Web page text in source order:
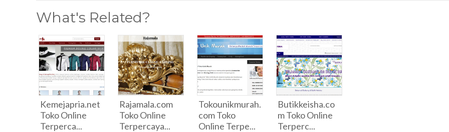
What's Related?
Kemejapria.net
Toko Online
Terperca...
Rajamala.com
Toko Online
Terpercaya...
Tokounikmurah.
com Toko
Online Terpe...
Butikkeisha.co
m Toko Online
Terperc...